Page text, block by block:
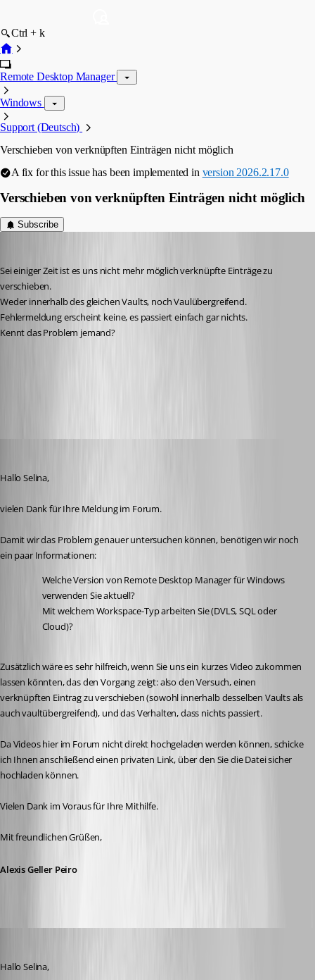
Ctrl + k
Remote Desktop Manager
Windows
Support (Deutsch)
Verschieben von verknüpften Einträgen nicht möglich
A fix for this issue has been implemented in version 2026.2.17.0
Verschieben von verknüpften Einträgen nicht möglich
Subscribe
Sei einiger Zeit ist es uns nicht mehr möglich verknüpfte Einträge zu
verschieben.
Weder innerhalb des gleichen Vaults, noch Vaulübergreifend.
Fehlermeldung erscheint keine, es passiert einfach gar nichts.
Kennt das Problem jemand?
Hallo Selina,
vielen Dank für Ihre Meldung im Forum.
Damit wir das Problem genauer untersuchen können, benötigen wir noch
ein paar Informationen:
Welche Version von Remote Desktop Manager für Windows
verwenden Sie aktuell?
Mit welchem Workspace-Typ arbeiten Sie (DVLS, SQL oder
Cloud)?
Zusätzlich wäre es sehr hilfreich, wenn Sie uns ein kurzes Video zukommen
lassen könnten, das den Vorgang zeigt: also den Versuch, einen
verknüpften Eintrag zu verschieben (sowohl innerhalb desselben Vaults als
auch vaultübergreifend), und das Verhalten, dass nichts passiert.
Da Videos hier im Forum nicht direkt hochgeladen werden können, schicke
ich Ihnen anschließend einen privaten Link, über den Sie die Datei sicher
hochladen können.
Vielen Dank im Voraus für Ihre Mithilfe.
Mit freundlichen Grüßen,
Alexis Geller Peiro
Hallo Selina,